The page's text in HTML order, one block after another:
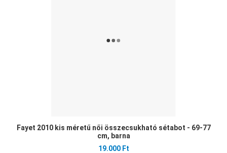
Fayet 2010 kis méretű női összecsukható sétabot - 69-77
cm, barna
19.000 Ft